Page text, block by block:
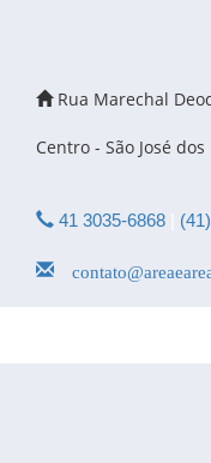
Rua Marechal
Centro - São José
41 3035-6868